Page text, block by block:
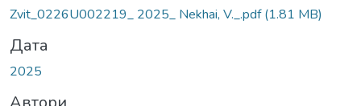
Zvit_0226U002219_ 2025_ Nekhai, V._.pdf(1.81 MB)
Дата
2025